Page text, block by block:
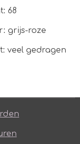
68
grijs-roze
veel gedragen